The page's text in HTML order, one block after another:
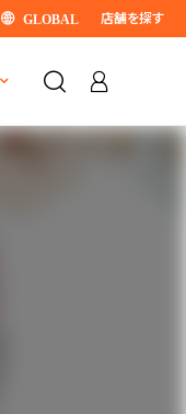
店舗を探す
GLOBAL